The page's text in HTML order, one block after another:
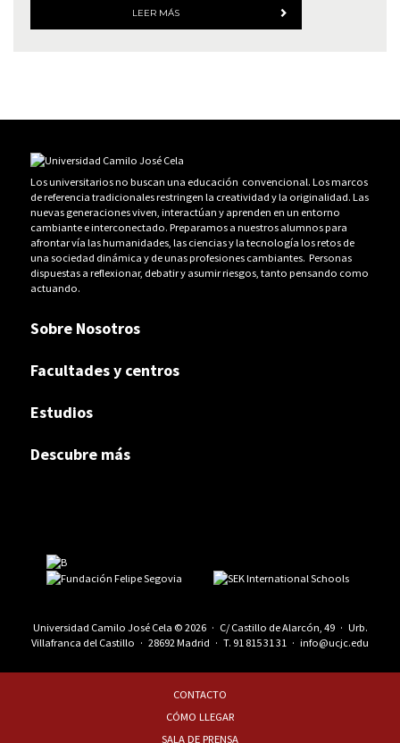
LEER MÁS
Los universitarios no buscan una educación convencional. Los marcos
de referencia tradicionales restringen la creatividad y la originalidad. Las
nuevas generaciones viven, interactúan y aprenden en un entorno
cambiante e interconectado. Preparamos a nuestros alumnos para
afrontar vía las humanidades, las ciencias y la tecnología los retos de
una sociedad dinámica y de unas profesiones cambiantes. Personas
dispuestas a reflexionar, debatir y asumir riesgos, tanto pensando como
actuando.
Sobre Nosotros
Facultades y centros
Estudios
Descubre más
Universidad Camilo José Cela © 2026 · C/ Castillo de Alarcón, 49 · Urb.
Villafranca del Castillo · 28692 Madrid · T. 91 815 31 31 · info@ucjc.edu
CONTACTO
CÓMO LLEGAR
SALA DE PRENSA